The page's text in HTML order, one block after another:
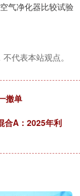
气净化器比较试验
代表本站观点。
撤单
合A：2025年利